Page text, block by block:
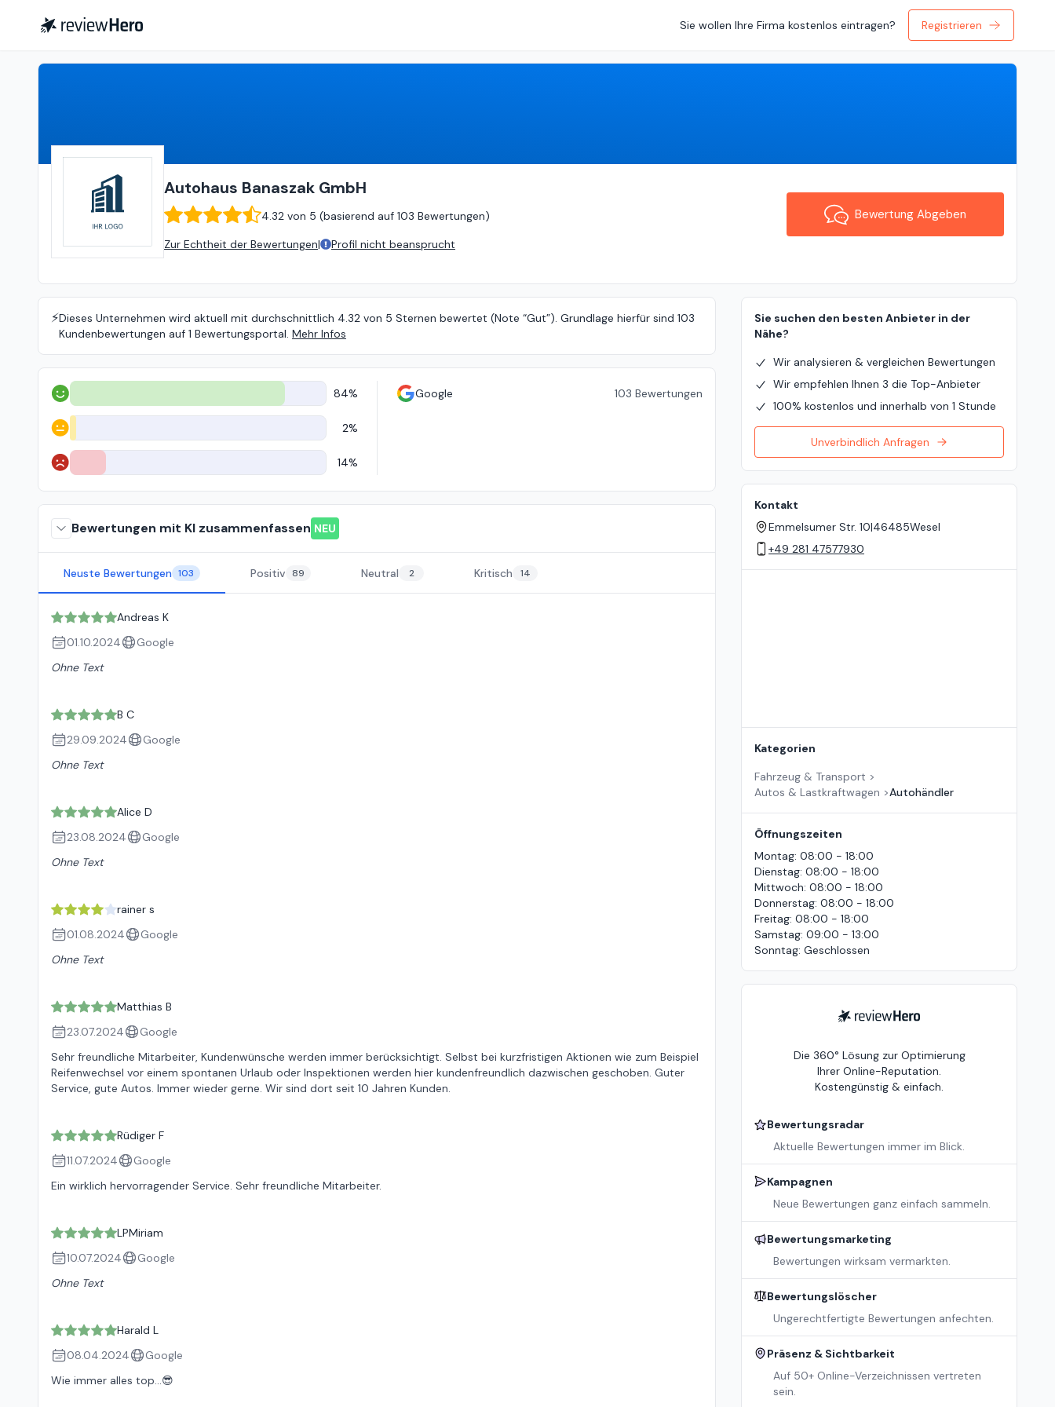
Sie wollen Ihre Firma kostenlos eintragen? Registrieren
Autohaus Banaszak GmbH
4.32 von 5 (basierend auf 103 Bewertungen)
Zur Echtheit der Bewertungen| Profil nicht beansprucht
Bewertung Abgeben
⚡️Dieses Unternehmen wird aktuell mit durchschnittlich 4.32 von 5 Sternen bewertet (Note “Gut”). Grundlage hierfür sind 103
Kundenbewertungen auf 1 Bewertungsportal. Mehr Infos
Positiv 84%
Neutral 2%
Negativ 14%
Google 103 Bewertungen
Bewertungen mit KI zusammenfassen NEU
Neuste Bewertungen 103 Positiv 89 Neutral 2 Kritisch 14
Andreas K
01.10.2024
Google
Ohne Text
B C
29.09.2024
Google
Ohne Text
Alice D
23.08.2024
Google
Ohne Text
rainer s
01.08.2024
Google
Ohne Text
Matthias B
23.07.2024
Google
Sehr freundliche Mitarbeiter, Kundenwünsche werden immer berücksichtigt. Selbst bei kurzfristigen Aktionen wie zum Beispiel
Reifenwechsel vor einem spontanen Urlaub oder Inspektionen werden hier kundenfreundlich dazwischen geschoben. Guter
Service, gute Autos. Immer wieder gerne. Wir sind dort seit 10 Jahren Kunden.
Rüdiger F
11.07.2024
Google
Ein wirklich hervorragender Service. Sehr freundliche Mitarbeiter.
LPMiriam
10.07.2024
Google
Ohne Text
Harald L
08.04.2024
Google
Wie immer alles top…😎
Sie suchen den besten Anbieter in der
Nähe?
Wir analysieren & vergleichen Bewertungen
Wir empfehlen Ihnen 3 die Top-Anbieter
100% kostenlos und innerhalb von 1 Stunde
Unverbindlich Anfragen
Kontakt
Emmelsumer Str. 10|46485Wesel
+49 281 47577930
Kategorien
Fahrzeug & Transport >
Autos & Lastkraftwagen >Autohändler
Öffnungszeiten
Montag: 08:00 - 18:00
Dienstag: 08:00 - 18:00
Mittwoch: 08:00 - 18:00
Donnerstag: 08:00 - 18:00
Freitag: 08:00 - 18:00
Samstag: 09:00 - 13:00
Sonntag: Geschlossen
ReviewHero
Die 360° Lösung zur Optimierung
Ihrer Online-Reputation.
Kostengünstig & einfach.
Bewertungsradar
Aktuelle Bewertungen immer im Blick.
Kampagnen
Neue Bewertungen ganz einfach sammeln.
Bewertungsmarketing
Bewertungen wirksam vermarkten.
Bewertungslöscher
Ungerechtfertigte Bewertungen anfechten.
Präsenz & Sichtbarkeit
Auf 50+ Online-Verzeichnissen vertreten
sein.